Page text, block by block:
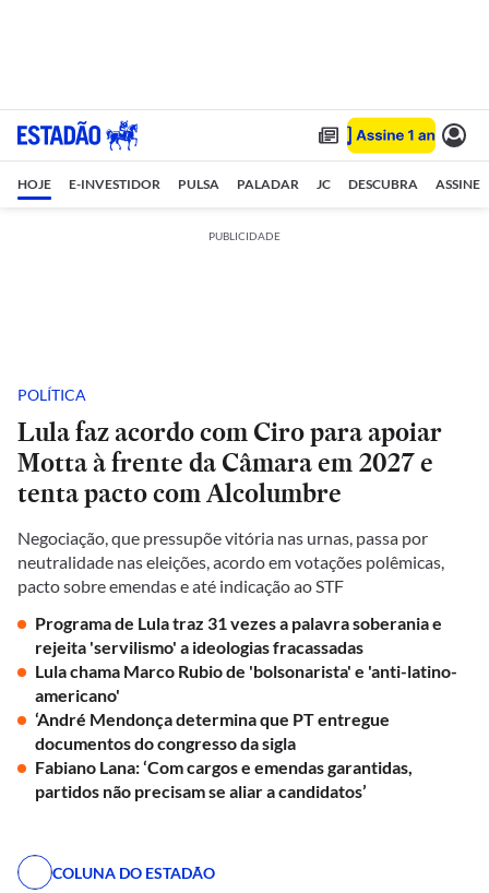
HOJE E-INVESTIDOR PULSA PALADAR JC DESCUBRA ASSINE
PUBLICIDADE
POLÍTICA
Lula faz acordo com Ciro para apoiar
Motta à frente da Câmara em 2027 e
tenta pacto com Alcolumbre
Negociação, que pressupõe vitória nas urnas, passa por
neutralidade nas eleições, acordo em votações polêmicas,
pacto sobre emendas e até indicação ao STF
Programa de Lula traz 31 vezes a palavra soberania e
rejeita 'servilismo' a ideologias fracassadas
Lula chama Marco Rubio de 'bolsonarista' e 'anti-latino-
americano'
‘André Mendonça determina que PT entregue
documentos do congresso da sigla
Fabiano Lana: ‘Com cargos e emendas garantidas,
partidos não precisam se aliar a candidatos’
COLUNA DO ESTADÃO